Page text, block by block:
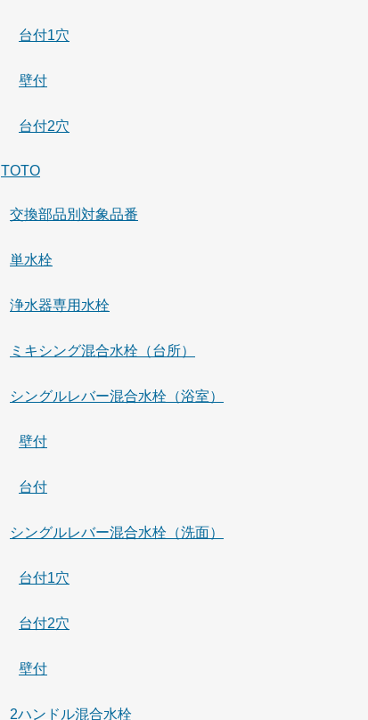
台付1穴
壁付
台付2穴
TOTO
交換部品別対象品番
単水栓
浄水器専用水栓
ミキシング混合水栓（台所）
シングルレバー混合水栓（浴室）
壁付
台付
シングルレバー混合水栓（洗面）
台付1穴
台付2穴
壁付
2ハンドル混合水栓